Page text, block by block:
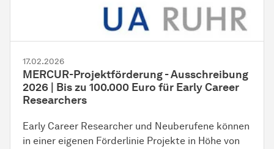
17.02.2026
MERCUR-Projektförderung - Ausschreibung
2026 | Bis zu 100.000 Euro für Early Career
Researchers
Early Career Researcher und Neuberufene können
in einer eigenen Förderlinie Projekte in Höhe von